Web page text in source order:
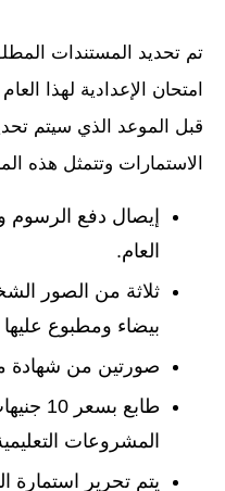
تم تحديد المستندات
امتحان الإعدادية لهذا
قبل الموعد الذي سيتم
الاستمارات وتتمثل هذه
إيصال دفع الرسوم
العام.
ثلاثة من الصور
بيضاء ومطبوع
صورتين من شهادة
طابع
المشروعات
يتم تحرير استمارة